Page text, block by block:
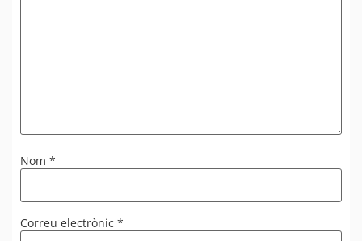
Nom *
Correu electrònic *